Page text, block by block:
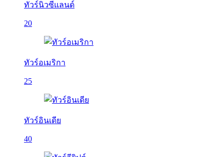
ทัวร์นิวซีแลนด์
20
ทัวร์อเมริกา
25
ทัวร์อินเดีย
40